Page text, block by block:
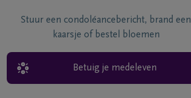
Stuur een condoléancebericht, brand een
kaarsje of bestel bloemen
Betuig je medeleven